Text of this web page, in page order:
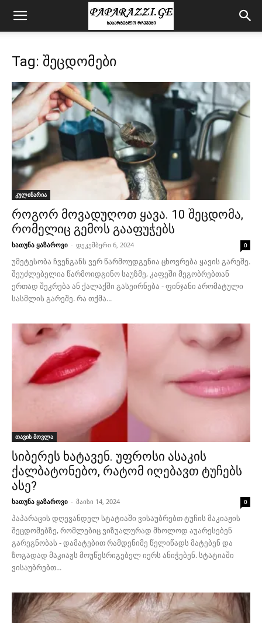
Tag: შეცდომები
კულინარია
როგორ მოვადუღოთ ყავა. 10 შეცდომა,
რომელიც გემოს გააფუჭებს
ხათუნა ყაზაროვი - დეკემბერი 6, 2024 0
უმეტესობა ჩვენგანს ვერ წარმოუდგენია ცხოვრება ყავის გარეშე.
შეუძლებელია წარმოიდგინო საუზმე, კაფეში მეგობრებთან
ერთად შეკრება ან ქალაქში გასეირნება - ფინჯანი არომატული
სასმლის გარეშე. რა თქმა...
თავის მოვლა
სიბერეს ხატავენ. უფროსი ასაკის
ქალბატონებო, რატომ იღებავთ ტუჩებს
ასე?
ხათუნა ყაზაროვი - მაისი 14, 2024 0
პაპარაცის დღევანდელ სტატიაში ვისაუბრებთ ტუჩის მაკიაჟის
შეცდომებზე, რომლებიც ვიზუალურად მხოლოდ აუარესებენ
გარეგნობას - დამატებით რამდენიმე წელიწადს მატებენ და
ზოგადად მაკიაჟს მოუწესრიგებელ იერს ანიჭებენ. სტატიაში
ვისაუბრებთ...